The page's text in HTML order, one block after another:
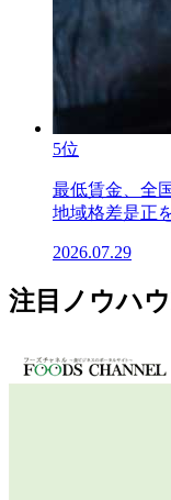
5位
最低賃金、全
地域格差是正
2026.07.29
注目ノウハ